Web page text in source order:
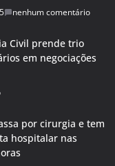
nenhum comentário
Civil prende trio
em negociações
por cirurgia e tem
hospitalar nas